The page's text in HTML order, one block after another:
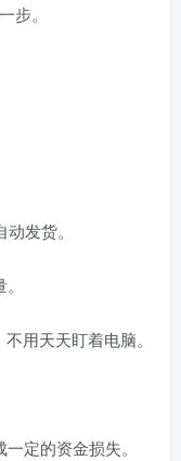
步。
发货。
用天天盯着电脑。
定的资金损失。